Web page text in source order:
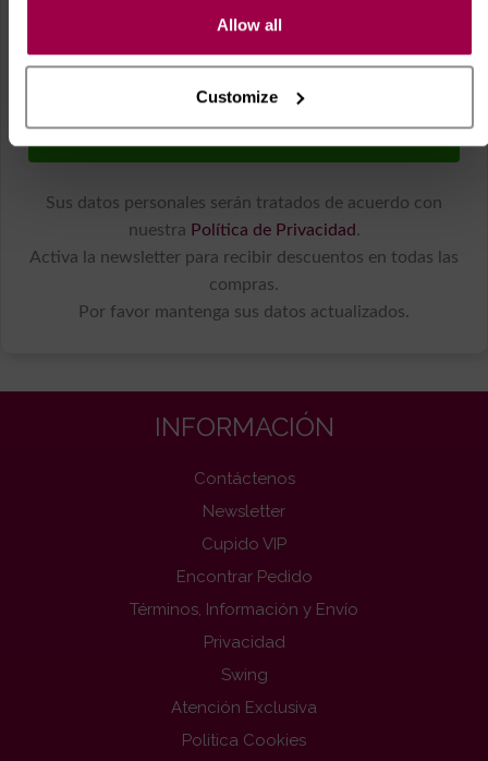
Allow all
Customize
Registro
Sus datos personales serán tratados de acuerdo con
nuestra Política de Privacidad.
Activa la newsletter para recibir descuentos en todas las
compras.
Por favor mantenga sus datos actualizados.
INFORMACIÓN
Contáctenos
Newsletter
Cupido VIP
Encontrar Pedido
Términos, Información y Envío
Privacidad
Swing
Atención Exclusiva
Politica Cookies